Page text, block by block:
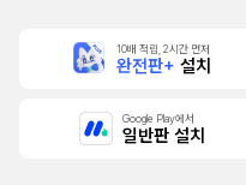
10배 적립, 2시간 먼저
완전판+ 설치
Google Play에서
일반판 설치